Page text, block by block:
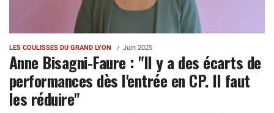
LES COULISSES DU GRAND LYON Juin 2025
Anne Bisagni-Faure : "Il y a des écarts de
performances dès l'entrée en CP. Il faut
les réduire"